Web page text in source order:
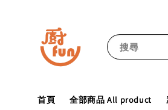
搜尋
首頁 全部商品 All product